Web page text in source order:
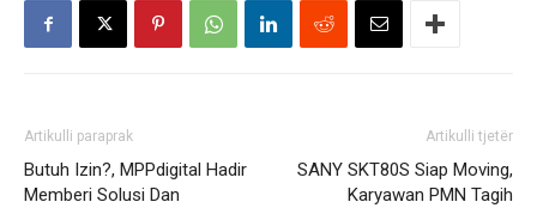
Artikulli paraprak
Butuh Izin?, MPPdigital Hadir
Memberi Solusi Dan
Artikulli tjetër
SANY SKT80S Siap Moving,
Karyawan PMN Tagih